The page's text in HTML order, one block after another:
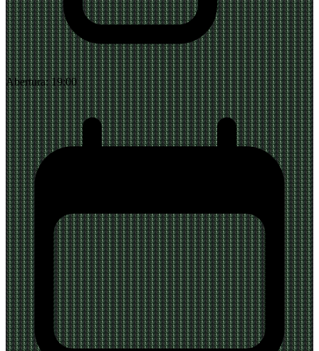
Abertura:19:00